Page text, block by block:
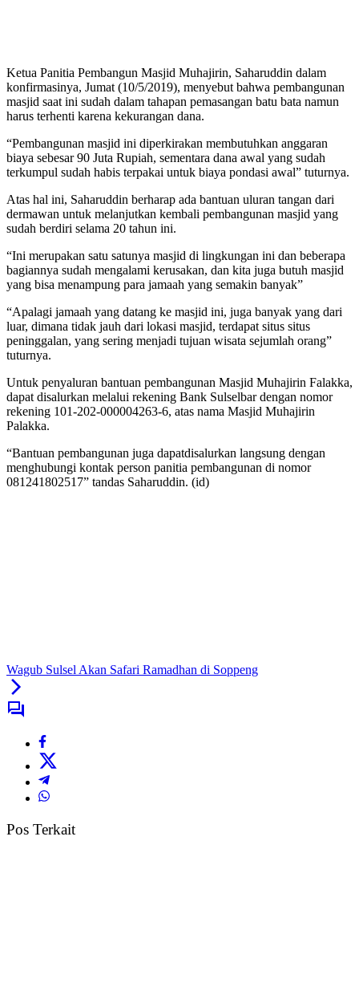
Ketua Panitia Pembangun Masjid Muhajirin, Saharuddin dalam
konfirmasinya, Jumat (10/5/2019), menyebut bahwa pembangunan
masjid saat ini sudah dalam tahapan pemasangan batu bata namun
harus terhenti karena kekurangan dana.
“Pembangunan masjid ini diperkirakan membutuhkan anggaran
biaya sebesar 90 Juta Rupiah, sementara dana awal yang sudah
terkumpul sudah habis terpakai untuk biaya pondasi awal” tuturnya.
Atas hal ini, Saharuddin berharap ada bantuan uluran tangan dari
dermawan untuk melanjutkan kembali pembangunan masjid yang
sudah berdiri selama 20 tahun ini.
“Ini merupakan satu satunya masjid di lingkungan ini dan beberapa
bagiannya sudah mengalami kerusakan, dan kita juga butuh masjid
yang bisa menampung para jamaah yang semakin banyak”
“Apalagi jamaah yang datang ke masjid ini, juga banyak yang dari
luar, dimana tidak jauh dari lokasi masjid, terdapat situs situs
peninggalan, yang sering menjadi tujuan wisata sejumlah orang”
tuturnya.
Untuk penyaluran bantuan pembangunan Masjid Muhajirin Falakka,
dapat disalurkan melalui rekening Bank Sulselbar dengan nomor
rekening 101-202-000004263-6, atas nama Masjid Muhajirin
Palakka.
“Bantuan pembangunan juga dapatdisalurkan langsung dengan
menghubungi kontak person panitia pembangunan di nomor
081241802517” tandas Saharuddin. (id)
Wagub Sulsel Akan Safari Ramadhan di Soppeng
Pos Terkait